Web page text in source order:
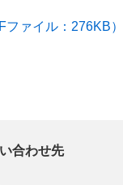
ァイル：276KB）
合わせ先